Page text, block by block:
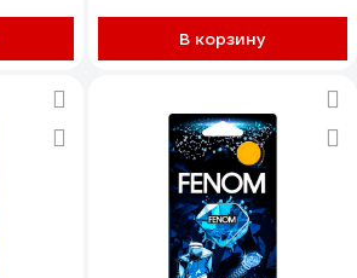
В корзину